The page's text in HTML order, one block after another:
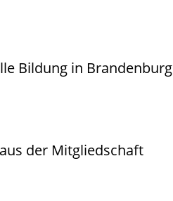
Bildung in Brandenburg
der Mitgliedschaft